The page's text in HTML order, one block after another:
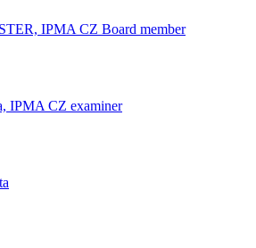
IPMA CZ Board member
IPMA CZ examiner